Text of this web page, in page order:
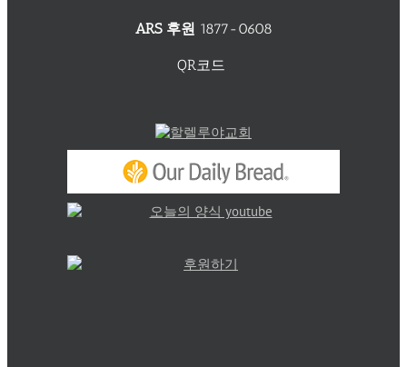
ARS 후원 1877-0608
QR코드